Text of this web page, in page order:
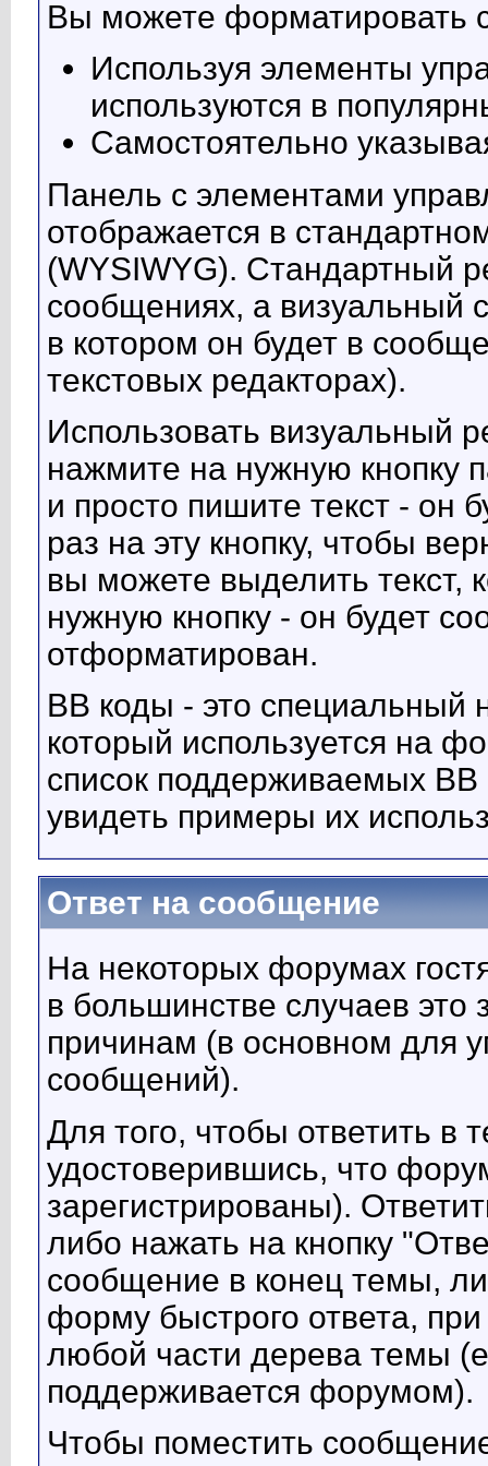
Вы можете форматировать
Используя элементы
используются в
Самостоятельно
Панель с элементами
отображается в
(WYSIWYG). Стандартный
сообщениях, а визуальный
в котором он будет в
текстовых редакторах).
Использовать визуальный
нажмите на нужную кнопку
и просто пишите текст -
раз на эту кнопку, чтобы
вы можете выделить текст,
нужную кнопку - он будет
отформатирован.
BB коды - это специальный
который используется на
список поддерживаемых
увидеть примеры их
Ответ на сообщение
На некоторых форумах
в большинстве случаев
причинам (в основном для
сообщений).
Для того, чтобы ответить в
удостоверившись, что
зарегистрированы).
либо нажать на кнопку
сообщение в конец темы,
форму быстрого ответа,
любой части дерева темы
поддерживается форумом).
Чтобы поместить